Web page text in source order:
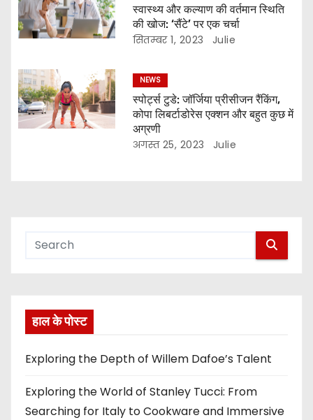
स्वास्थ्य और कल्याण की वर्तमान स्थिति
की खोज: ‘सैंटे’ पर एक चर्चा
सितम्बर 1, 2023 Julie
NEWS
स्पोर्ट्स टुडे: जॉर्जिया प्रीसीजन रैंकिंग,
कोपा लिबर्टाडोरेस एक्शन और बहुत कुछ में
अग्रणी
अगस्त 25, 2023 Julie
हाल के पोस्ट
Exploring the Depth of Willem Dafoe’s Talent
Exploring the World of Stanley Tucci: From
Searching for Italy to Cookware and Immersive